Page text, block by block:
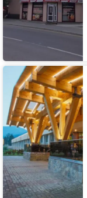
Санаторий
Алтайский
замок